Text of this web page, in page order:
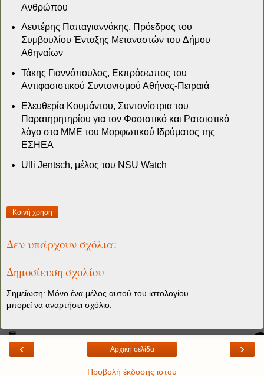
Ανθρώπου
Λευτέρης Παπαγιαννάκης, Πρόεδρος του
Συμβουλίου Ένταξης Μεταναστών του Δήμου
Αθηναίων
Τάκης Γιαννόπουλος, Εκπρόσωπος του
Αντιφασιστικού Συντονισμού Αθήνας-Πειραιά
Ελευθερία Κουμάντου, Συντονίστρια του
Παρατηρητηρίου για τον Φασιστικό και Ρατσιστικό
λόγο στα ΜΜΕ του Μορφωτικού Ιδρύματος της
ΕΣΗΕΑ
Ulli Jentsch, μέλος του NSU Watch
Κοινή χρήση
Δεν υπάρχουν σχόλια:
Δημοσίευση σχολίου
Σημείωση: Μόνο ένα μέλος αυτού του ιστολογίου
μπορεί να αναρτήσει σχόλιο.
‹ ›
Αρχική σελίδα
Προβολή έκδοσης ιστού